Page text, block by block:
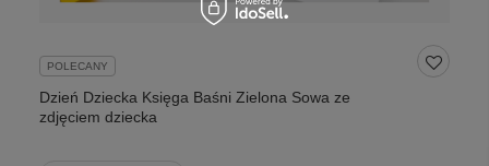
POLECANY
Dzień Dziecka Księga Baśni Zielona Sowa ze
zdjęciem dziecka